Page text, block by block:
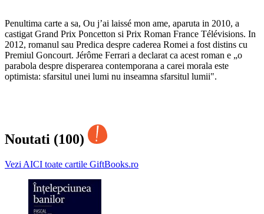
Penultima carte a sa, Ou j’ai laissé mon ame, aparuta in 2010, a
castigat Grand Prix Poncetton si Prix Roman France Télévisions. In
2012, romanul sau Predica despre caderea Romei a fost distins cu
Premiul Goncourt. Jérôme Ferrari a declarat ca acest roman e „o
parabola despre disperarea contemporana a carei morala este
optimista: sfarsitul unei lumi nu inseamna sfarsitul lumii".
Noutati (100)
Vezi AICI toate cartile GiftBooks.ro